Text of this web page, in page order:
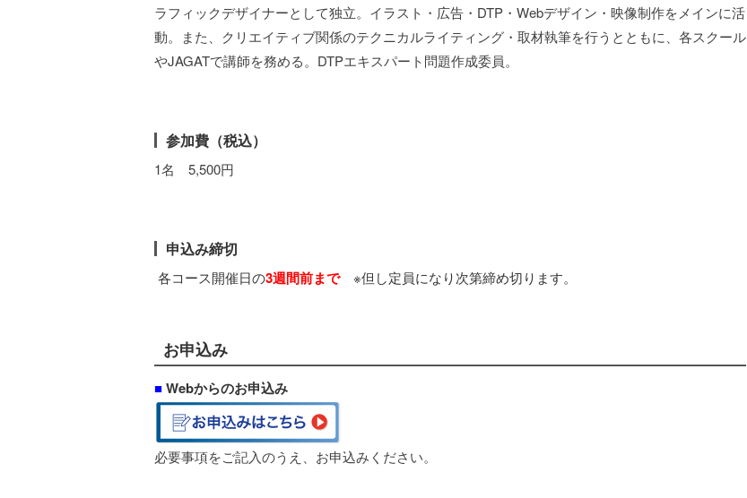
ラフィックデザイナーとして独立。イラスト・広告・DTP・Webデザイン・映像制作をメインに活
動。また、クリエイティブ関係のテクニカルライティング・取材執筆を行うとともに、各スクール
やJAGATで講師を務める。DTPエキスパート問題作成委員。
参加費（税込）
1名 5,500円
申込み締切
各コース開催日の3週間前まで※但し定員になり次第締め切ります。
お申込み
■Webからのお申込み
必要事項をご記入のうえ、お申込みください。